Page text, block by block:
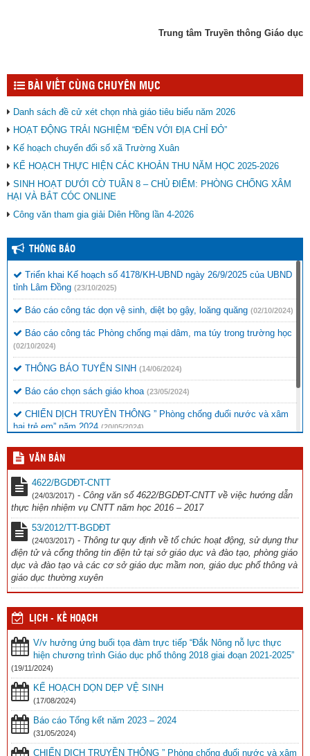
Trung tâm Truyền thông Giáo dục
BÀI VIẾT CÙNG CHUYÊN MỤC
Danh sách đề cử xét chọn nhà giáo tiêu biểu năm 2026
HOẠT ĐỘNG TRẢI NGHIỆM “ĐẾN VỚI ĐỊA CHỈ ĐỎ”
Kế hoạch chuyển đổi số xã Trường Xuân
KẾ HOẠCH THỰC HIỆN CÁC KHOẢN THU NĂM HỌC 2025-2026
SINH HOẠT DƯỚI CỜ TUẦN 8 – CHỦ ĐIỂM: PHÒNG CHỐNG XÂM
HẠI VÀ BẮT CÓC ONLINE
Công văn tham gia giải Diên Hồng lần 4-2026
THÔNG BÁO
Triển khai Kế hoạch số 4178/KH-UBND ngày 26/9/2025 của UBND
tỉnh Lâm Đồng (23/10/2025)
Báo cáo công tác dọn vệ sinh, diệt bọ gậy, loăng quăng (02/10/2024)
Báo cáo công tác Phòng chống mại dâm, ma túy trong trường học
(02/10/2024)
THÔNG BÁO TUYỂN SINH (14/06/2024)
Báo cáo chọn sách giáo khoa (23/05/2024)
CHIẾN DỊCH TRUYỀN THÔNG ” Phòng chống đuối nước và xâm
hại trẻ em” năm 2024 (20/05/2024)
Thông báo chương trình văn nghệ (16/11/2023)
Công văn đi tập huấn Thể dục (12/10/2023)
VĂN BẢN
4622/BGDĐT-CNTT
(24/03/2017) - Công văn số 4622/BGDĐT-CNTT về việc hướng dẫn
thực hiện nhiệm vụ CNTT năm học 2016 – 2017
53/2012/TT-BGDĐT
(24/03/2017) - Thông tư quy định về tổ chức hoạt động, sử dụng thư
điện tử và cổng thông tin điện tử tại sở giáo dục và đào tạo, phòng giáo
dục và đào tạo và các cơ sở giáo dục mầm non, giáo dục phổ thông và
giáo dục thường xuyên
LỊCH - KẾ HOẠCH
V/v hưởng ứng buổi tọa đàm trực tiếp “Đắk Nông nỗ lực thực
hiện chương trình Giáo dục phổ thông 2018 giai đoạn 2021-2025”
(19/11/2024)
KẾ HOẠCH DỌN DẸP VỆ SINH
(17/08/2024)
Báo cáo Tổng kết năm 2023 – 2024
(31/05/2024)
CHIẾN DỊCH TRUYỀN THÔNG ” Phòng chống đuối nước và xâm